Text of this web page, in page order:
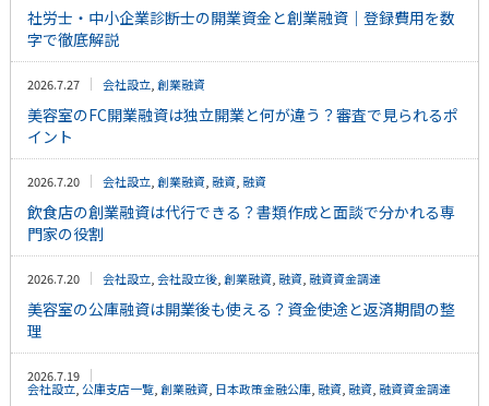
社労士・中小企業診断士の開業資金と創業融資｜登録費用を数
字で徹底解説
2026.7.27 会社設立, 創業融資
美容室のFC開業融資は独立開業と何が違う？審査で見られるポ
イント
2026.7.20 会社設立, 創業融資, 融資, 融資
飲食店の創業融資は代行できる？書類作成と面談で分かれる専
門家の役割
2026.7.20 会社設立, 会社設立後, 創業融資, 融資, 融資資金調達
美容室の公庫融資は開業後も使える？資金使途と返済期間の整
理
2026.7.19
会社設立, 公庫支店一覧, 創業融資, 日本政策金融公庫, 融資, 融資, 融資資金調達